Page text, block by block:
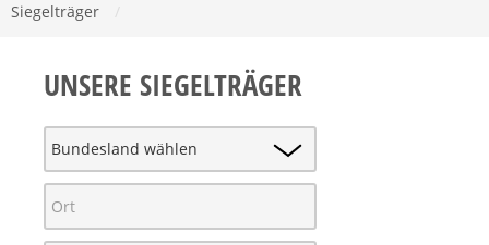
Siegelträger
UNSERE SIEGELTRÄGER